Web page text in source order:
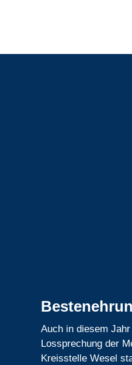
Auch in diesem
Lossprechung der
Kreisstelle Wesel